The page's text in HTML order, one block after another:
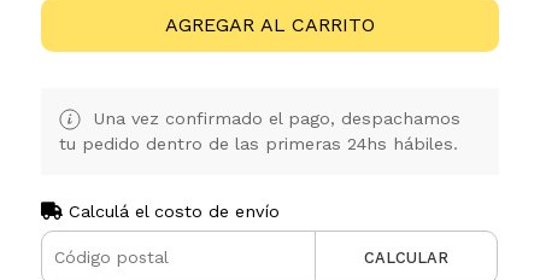
AGREGAR AL CARRITO
Una vez confirmado el pago, despachamos
tu pedido dentro de las primeras 24hs hábiles.
Calculá el costo de envío
CALCULAR